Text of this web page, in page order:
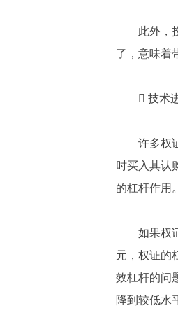
此外，投
了，意味着
 技术进
许多权证
时买入其认
的杠杆作用。
如果权证
元，权证的
效杠杆的问
降到较低水